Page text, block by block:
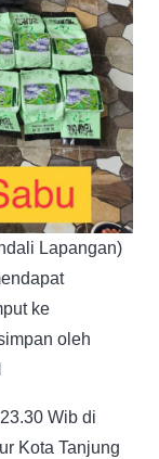
Lapangan)
ke
oleh
Wib di
Kota Tanjung